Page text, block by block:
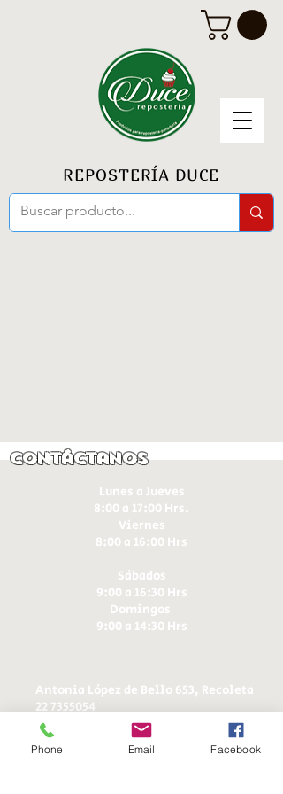
REPOSTERÍA DUCE
Contáctanos
Lunes a Jueves
8:00 a 17:00 Hrs.
Viernes
8:00 a 16:00 Hrs​
Sábados
9:00 a 16:30 Hrs
Domingos
9:00 a 14:30 Hrs
Antonia López de Bello 653, Recoleta
22 7355054
22 7375725
+56 9 75224598
ducereposteria@gmail.com
Phone Email Facebook